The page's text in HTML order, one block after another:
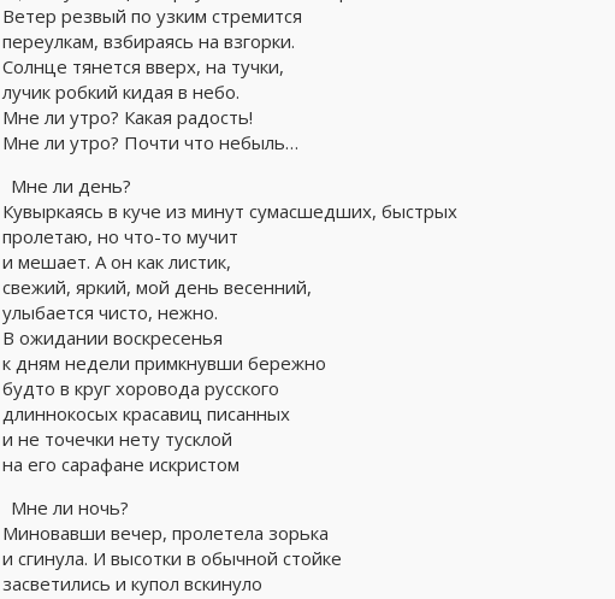
Ветер резвый по узким стремится
переулкам, взбираясь на взгорки.
Солнце тянется вверх, на тучки,
лучик робкий кидая в небо.
Мне ли утро? Какая радость!
Мне ли утро? Почти что небыль…
Мне ли день?
Кувыркаясь в куче из минут сумасшедших, быстрых
пролетаю, но что-то мучит
и мешает. А он как листик,
свежий, яркий, мой день весенний,
улыбается чисто, нежно.
В ожидании воскресенья
к дням недели примкнувши бережно
будто в круг хоровода русского
длиннокосых красавиц писанных
и не точечки нету тусклой
на его сарафане искристом
Мне ли ночь?
Миновавши вечер, пролетела зорька
и сгинула. И высотки в обычной стойке
засветились и купол вскинуло